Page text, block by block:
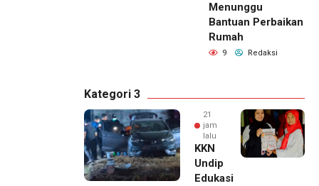
Menunggu
Bantuan Perbaikan
Rumah
9 Redaksi
Kategori 3
21
jam
lalu
KKN
Undip
Edukasi